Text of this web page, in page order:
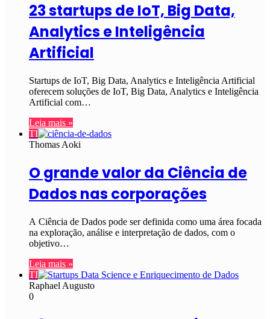
23 startups de IoT, Big Data,
Analytics e Inteligência
Artificial
Startups de IoT, Big Data, Analytics e Inteligência Artificial
oferecem soluções de IoT, Big Data, Analytics e Inteligência
Artificial com…
Leia mais »
TI
Thomas Aoki
O grande valor da Ciência de
Dados nas corporações
A Ciência de Dados pode ser definida como uma área focada
na exploração, análise e interpretação de dados, com o
objetivo…
Leia mais »
TI
Raphael Augusto
0